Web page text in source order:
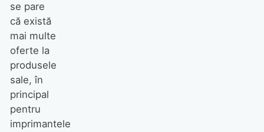
se pare
că există
mai multe
oferte la
produsele
sale, în
principal
pentru
imprimantele